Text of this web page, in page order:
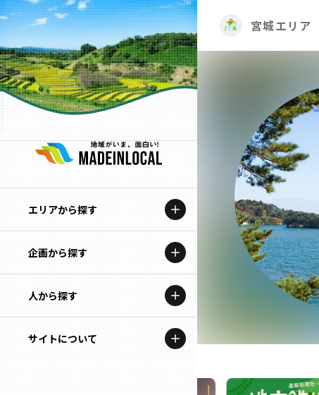
エリアから探す
北海道
青森
岩手
企画から探す
特集コンテンツ
地域を代表する企業100選
人から探す
記事ライター
サイトについて
宮城エリア